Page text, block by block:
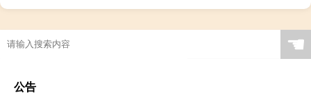
☚
公告